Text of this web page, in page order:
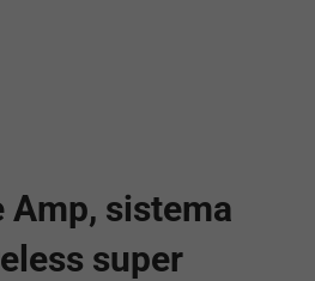
Amp, sistema
super